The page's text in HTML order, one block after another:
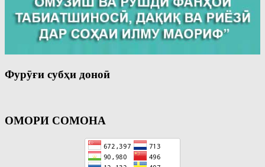
Фурӯғи субҳи доноӣ
ОМОРИ СОМОНА